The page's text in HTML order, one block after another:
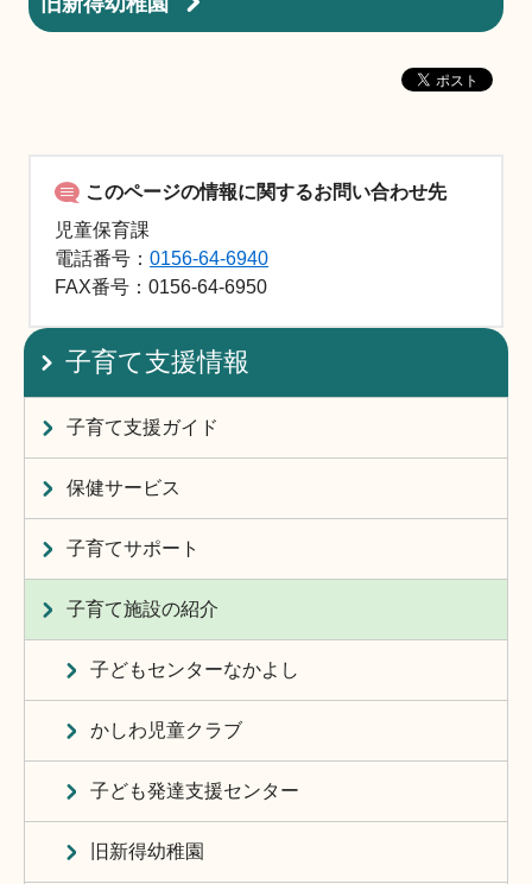
このページの情報に関するお問い合わせ先
児童保育課
電話番号：0156-64-6940
FAX番号：0156-64-6950
子育て支援情報
子育て支援ガイド
保健サービス
子育てサポート
子育て施設の紹介
子どもセンターなかよし
かしわ児童クラブ
子ども発達支援センター
旧新得幼稚園